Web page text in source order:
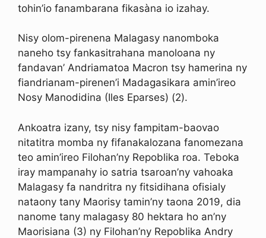
tohin’io fanambarana fikasàna io izahay.
Nisy olom-pirenena Malagasy nanomboka
naneho tsy fankasitrahana manoloana ny
fandavan’ Andriamatoa Macron tsy hamerina ny
fiandrianam-pirenen’i Madagasikara amin’ireo
Nosy Manodidina (Iles Eparses) (2).
Ankoatra izany, tsy nisy fampitam-baovao
nitatitra momba ny fifanakalozana fanomezana
teo amin’ireo Filohan’ny Repoblika roa. Teboka
iray mampanahy io satria tsaroan’ny vahoaka
Malagasy fa nandritra ny fitsidihana ofisialy
nataony tany Maorisy tamin’ny taona 2019, dia
nanome tany malagasy 80 hektara ho an’ny
Maorisiana (3) ny Filohan’ny Repoblika Andry